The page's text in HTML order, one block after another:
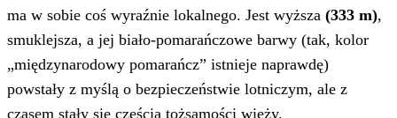
ma w sobie coś wyraźnie lokalnego. Jest wyższa (333 m),
smuklejsza, a jej biało-pomarańczowe barwy (tak, kolor
„międzynarodowy pomarańcz” istnieje naprawdę)
powstały z myślą o bezpieczeństwie lotniczym, ale z
czasem stały się częścią tożsamości wieży.